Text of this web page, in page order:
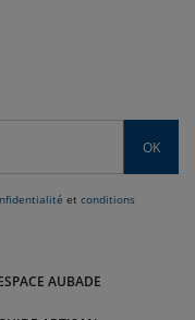
OK
et conditions
la-Gaillarde et bien
AUBADE